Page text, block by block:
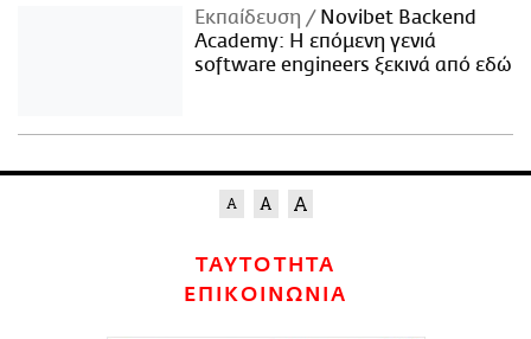
Εκπαίδευση
Novibet Backend
Academy: Η επόμενη γενιά
software engineers ξεκινά από εδώ
ΤΑΥΤΟΤΗΤΑ
ΕΠΙΚΟΙΝΩΝΙΑ